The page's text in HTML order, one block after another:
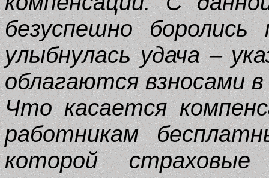
безуспешно
улыбнулась удача –
облагаются взносами
Что касается
работникам
которой